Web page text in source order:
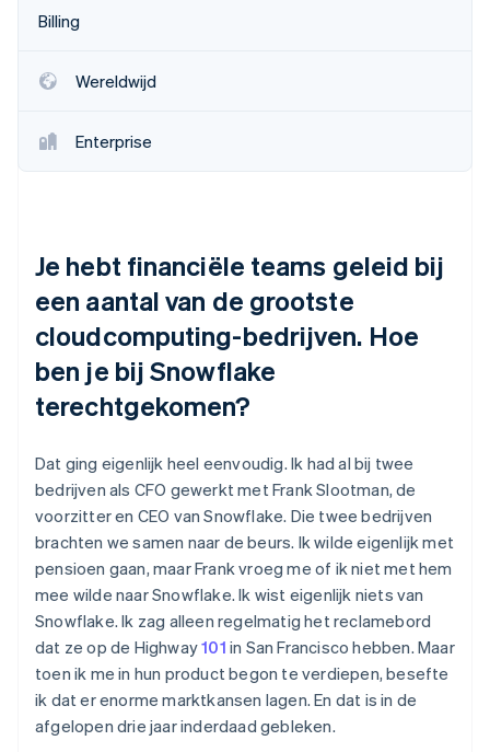
Ontdek hoe Stripe de economische
Nu bekijken
Billing
Wereldwijd
Enterprise
Je hebt financiële teams geleid bij
een aantal van de grootste
cloudcomputing-bedrijven. Hoe
ben je bij Snowflake
terechtgekomen?
Dat ging eigenlijk heel eenvoudig. Ik had al bij twee
bedrijven als CFO gewerkt met Frank Slootman, de
voorzitter en CEO van Snowflake. Die twee bedrijven
brachten we samen naar de beurs. Ik wilde eigenlijk met
pensioen gaan, maar Frank vroeg me of ik niet met hem
mee wilde naar Snowflake. Ik wist eigenlijk niets van
Snowflake. Ik zag alleen regelmatig het reclamebord
dat ze op de Highway101 in San Francisco hebben. Maar
toen ik me in hun product begon te verdiepen, besefte
ik dat er enorme marktkansen lagen. En dat is in de
afgelopen drie jaar inderdaad gebleken.